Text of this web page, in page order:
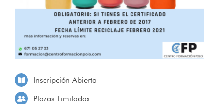
Inscripción Abierta
Plazas Limitadas